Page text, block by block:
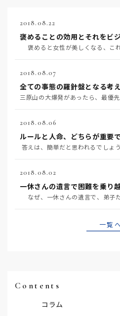
2018.08.22
褒めることの効用とそれをビ
2018.08.07
全ての事態の羅針盤となる考
2018.08.06
ルールと人命、どちらが重要
2018.08.02
一休さんの遺言で困難を乗り
一覧
Contents
コラム